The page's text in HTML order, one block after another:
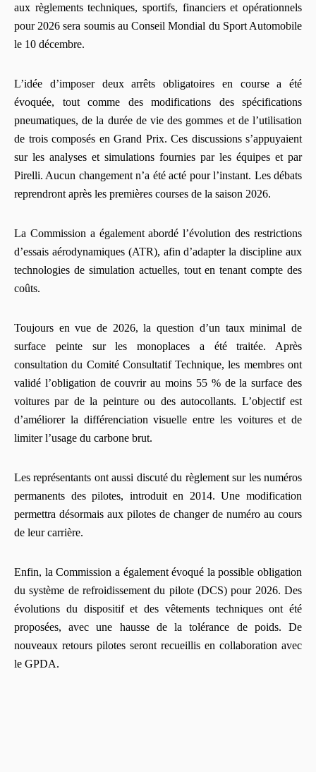
aux règlements techniques, sportifs, financiers et opérationnels
pour 2026 sera soumis au Conseil Mondial du Sport Automobile
le 10 décembre.
L’idée d’imposer deux arrêts obligatoires en course a été
évoquée, tout comme des modifications des spécifications
pneumatiques, de la durée de vie des gommes et de l’utilisation
de trois composés en Grand Prix. Ces discussions s’appuyaient
sur les analyses et simulations fournies par les équipes et par
Pirelli. Aucun changement n’a été acté pour l’instant. Les débats
reprendront après les premières courses de la saison 2026.
La Commission a également abordé l’évolution des restrictions
d’essais aérodynamiques (ATR), afin d’adapter la discipline aux
technologies de simulation actuelles, tout en tenant compte des
coûts.
Toujours en vue de 2026, la question d’un taux minimal de
surface peinte sur les monoplaces a été traitée. Après
consultation du Comité Consultatif Technique, les membres ont
validé l’obligation de couvrir au moins 55 % de la surface des
voitures par de la peinture ou des autocollants. L’objectif est
d’améliorer la différenciation visuelle entre les voitures et de
limiter l’usage du carbone brut.
Les représentants ont aussi discuté du règlement sur les numéros
permanents des pilotes, introduit en 2014. Une modification
permettra désormais aux pilotes de changer de numéro au cours
de leur carrière.
Enfin, la Commission a également évoqué la possible obligation
du système de refroidissement du pilote (DCS) pour 2026. Des
évolutions du dispositif et des vêtements techniques ont été
proposées, avec une hausse de la tolérance de poids. De
nouveaux retours pilotes seront recueillis en collaboration avec
le GPDA.